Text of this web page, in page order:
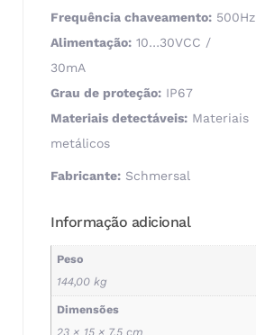
Frequência chaveamento: 500Hz
Alimentação: 10…30VCC /
30mA
Grau de proteção: IP67
Materiais detectáveis: Materiais
metálicos
Fabricante: Schmersal
Informação adicional
Peso
144,00 kg
Dimensões
23 × 15 × 7,5 cm